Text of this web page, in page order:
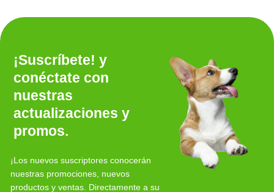
¡Suscríbete! y
conéctate con
nuestras
actualizaciones y
promos.
¡Los nuevos suscriptores conocerán
nuestras promociones, nuevos
productos y ventas. Directamente a su